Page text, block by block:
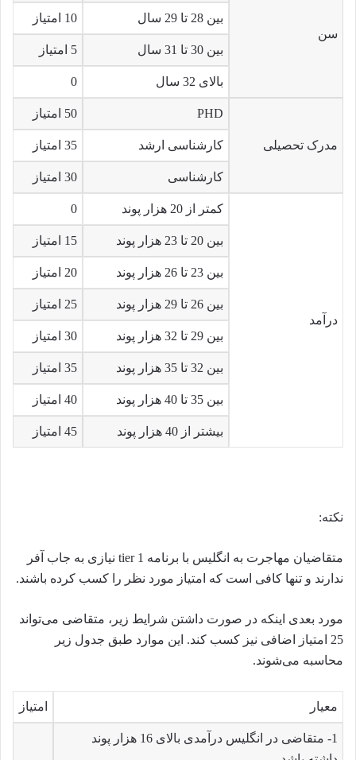
سن
بین 28 تا 29 سال 10 امتیاز
بین 30 تا 31 سال 5 امتیاز
بالای 32 سال 0
مدرک تحصیلی
PHD 50 امتیاز
کارشناسی ارشد 35 امتیاز
کارشناسی 30 امتیاز
درآمد
کمتر از 20 هزار پوند 0
بین 20 تا 23 هزار پوند 15 امتیاز
بین 23 تا 26 هزار پوند 20 امتیاز
بین 26 تا 29 هزار پوند 25 امتیاز
بین 29 تا 32 هزار پوند 30 امتیاز
بین 32 تا 35 هزار پوند 35 امتیاز
بین 35 تا 40 هزار پوند 40 امتیاز
بیشتر از 40 هزار پوند 45 امتیاز
نکته:
متقاضیان مهاجرت به انگلیس با برنامه tier 1 نیازی به جاب آفر
ندارند و تنها کافی است که امتیاز مورد نظر را کسب کرده باشند.
مورد بعدی اینکه در صورت داشتن شرایط زیر، متقاضی می‌تواند
25 امتیاز اضافی نیز کسب کند. این موارد طبق جدول زیر
محاسبه می‌شوند.
معیار امتیاز
1-
متقاضی در انگلیس درآمدی بالای 16 هزار پوند